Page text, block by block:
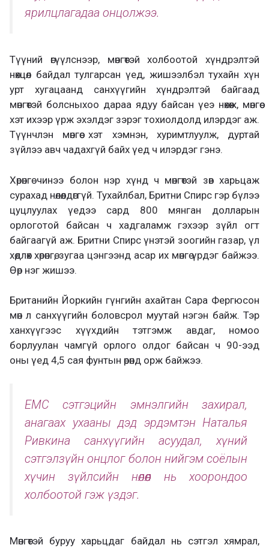
ярилцлагадаа онцолжээ.
Түүний өгүүлснээр, мөнгөтэй холбоотой хүндрэлтэй
нөхцөл байдал тулгарсан үед, жишээлбэл тухайн хүн
урт хугацаанд санхүүгийн хүндрэлтэй байгаад
мөнгөтэй болсныхоо дараа ядуу байсан үеэ нөхөж, мөнгөө
хэт ихээр үрж эхэлдэг зэрэг тохиолдолд илэрдэг аж.
Түүнчлэн мөнгөө хэт хэмнэн, хуримтлуулж, дуртай
зүйлээ авч чадахгүй байх үед ч илэрдэг гэнэ.
Хөрөнгө чинээ болон нэр хүнд ч мөнгөтэй зөв харьцаж
сурахад нөлөөлдөггүй. Тухайлбал, Бритни Спирс гэр бүлээ
цуцлуулах үедээ сард 800 мянган долларын
орлоготой байсан ч хадгаламж гэхээр зүйл огт
байгаагүй аж. Бритни Спирс үнэтэй зоогийн газар, үл
хөдлөх хөрөнгө, зугаа цэнгээнд асар их мөнгө үрдэг байжээ.
Өөр нэг жишээ.
Британийн Йоркийн гүнгийн ахайтан Сара Фергюсон
мөн л санхүүгийн боловсрол муутай нэгэн байж. Тэр
ханхүүгээс хүүхдийн тэтгэмж авдаг, номоо
борлуулан чамгүй орлого олдог байсан ч 90-ээд
оны үед 4,5 сая фунтын өрөнд орж байжээ.
ЕМС сэтгэцийн эмнэлгийн захирал,
анагаах ухааны дэд эрдэмтэн Наталья
Ривкина санхүүгийн асуудал, хүний
сэтгэлзүйн онцлог болон нийгэм соёлын
хүчин зүйлсийн нөлөөл нь хоорондоо
холбоотой гэж үздэг.
Мөнгөтэй буруу харьцдаг байдал нь сэтгэл хямрал,